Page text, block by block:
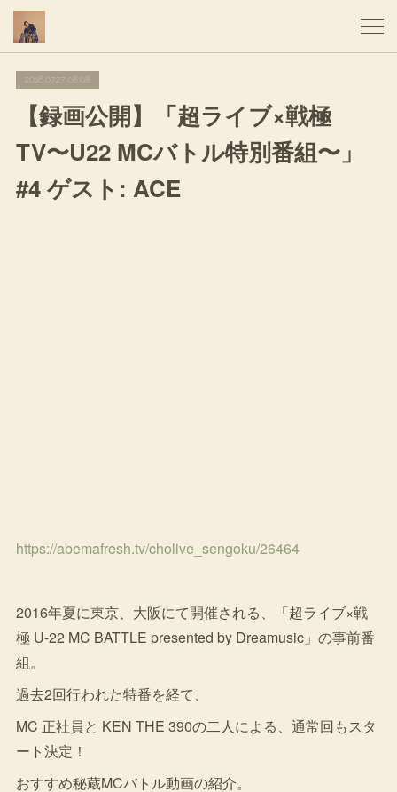
2016.07.27 08:08
【録画公開】「超ライブ×戦極
TV〜U22 MCバトル特別番組〜」
#4 ゲスト: ACE
https://abemafresh.tv/cholive_sengoku/26464
2016年夏に東京、大阪にて開催される、「超ライブ×戦
極 U-22 MC BATTLE presented by Dreamusic」の事前番
組。
過去2回行われた特番を経て、
MC 正社員と KEN THE 390の二人による、通常回もスタ
ート決定！
おすすめ秘蔵MCバトル動画の紹介。